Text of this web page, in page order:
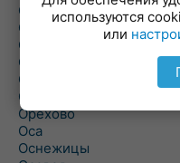
Олтуш
Ольманы
Ольпень
Ольшаны
Омельная
Ополь
Орехово
Оса
Оснежицы
используются
или